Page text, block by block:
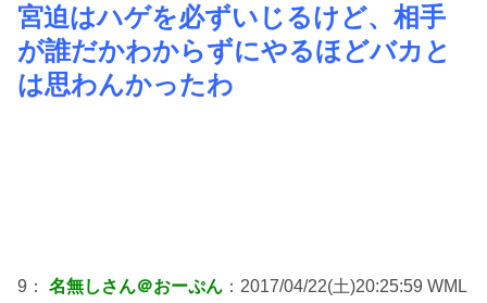
宮迫はハゲを必ずいじるけど、相手
が誰だかわからずにやるほどバカと
は思わんかったわ
9： 名無しさん＠おーぷん ：2017/04/22(土)20:25:59 WML